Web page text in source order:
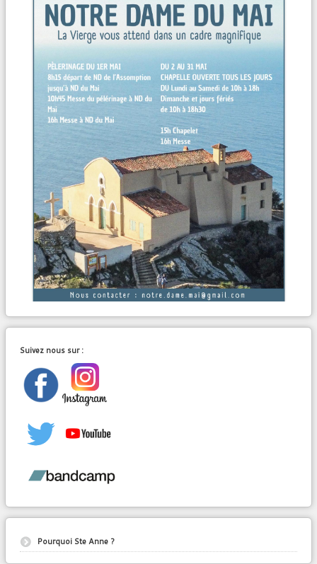
Suivez nous sur :
Pourquoi Ste Anne ?